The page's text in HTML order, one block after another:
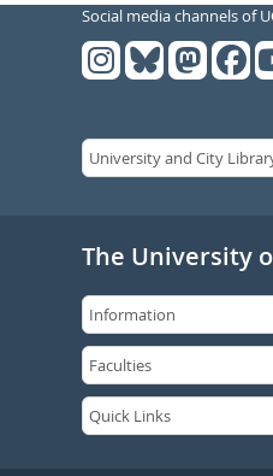
Social media channels of
The University